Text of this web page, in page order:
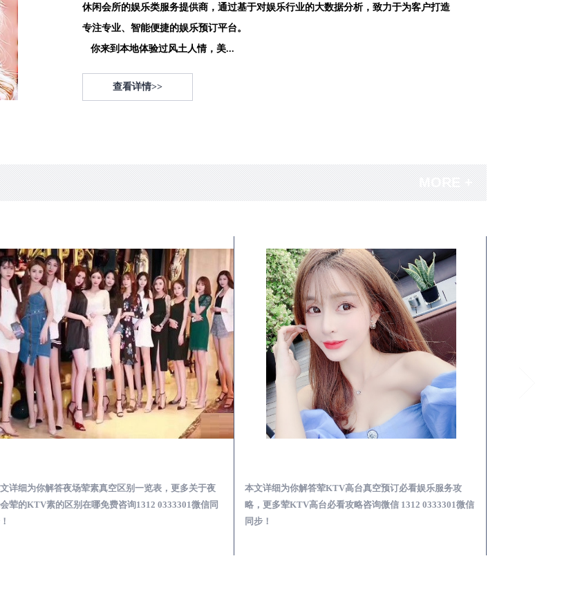
休闲会所的娱乐类服务提供商，通过基于对娱乐行业的大数据分析，致力于为客户打造
专注专业、智能便捷的娱乐预订平台。
你来到本地体验过风土人情，美...
查看详情>>
详细为你解答夜场荤素真空区别一览表，更多关于夜
荤的KTV素的区别在哪免费咨询1312 0333301微信同
本文详细为你解答荤KTV高台真空预订必看娱乐服务攻
略，更多荤KTV高台必看攻略咨询微信 1312 0333301微信
同步！